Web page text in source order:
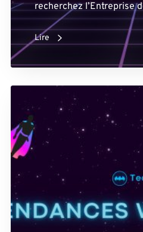
recherchez l’Entreprise
Lire